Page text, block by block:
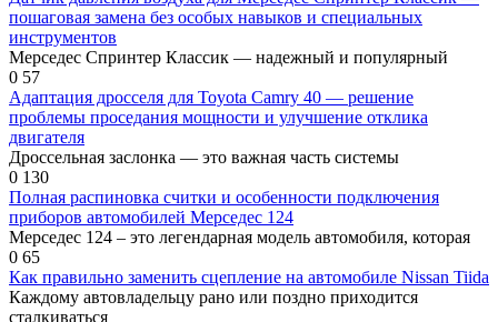
пошаговая замена без особых навыков и специальных
инструментов
Мерседес Спринтер Классик — надежный и популярный
0 57
Адаптация дросселя для Toyota Camry 40 — решение
проблемы проседания мощности и улучшение отклика
двигателя
Дроссельная заслонка — это важная часть системы
0 130
Полная распиновка считки и особенности подключения
приборов автомобилей Мерседес 124
Мерседес 124 – это легендарная модель автомобиля, которая
0 65
Как правильно заменить сцепление на автомобиле Nissan Tiida
Каждому автовладельцу рано или поздно приходится
сталкиваться